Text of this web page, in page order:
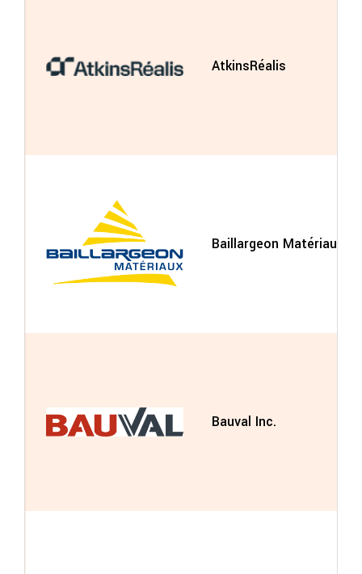
AtkinsRéalis
Baillargeon Matériaux
Bauval Inc.